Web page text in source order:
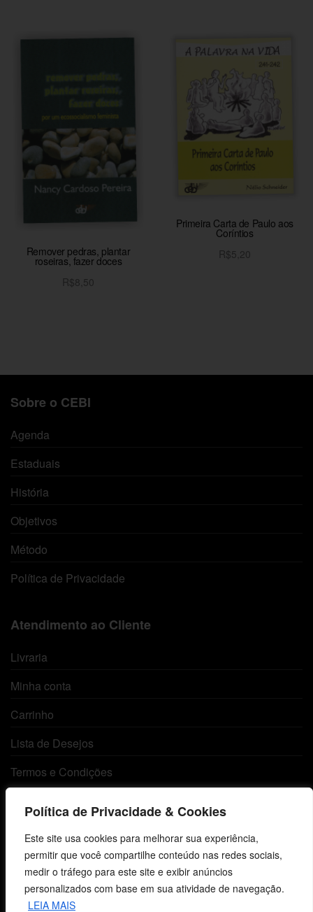
Política de Privacidade & Cookies
Este site usa cookies para melhorar sua experiência,
permitir que você compartilhe conteúdo nas redes sociais,
medir o tráfego para este site e exibir anúncios
personalizados com base em sua atividade de navegação.
LEIA MAIS
Remover pedras, plantar
roseiras, fazer doces
R$8,50
Primeira Carta de Paulo aos
Coríntios
R$5,20
Sobre o CEBI
Agenda
Estaduais
História
Objetivos
Método
Política de Privacidade
Atendimento ao Cliente
Livraria
Minha conta
Carrinho
Lista de Desejos
Termos e Condições
Centro de Estudos Bíblicos
CNPJ: 29.832.607/0001-10
São Leopoldo, RS, Brasil